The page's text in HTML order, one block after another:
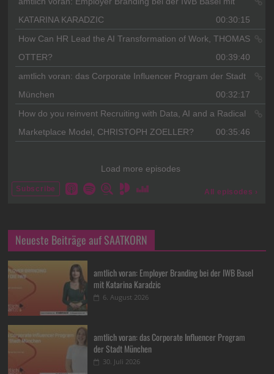
Neueste Beiträge auf SAATKORN
amtlich voran: Employer Branding bei der IWB Basel
mit Katarina Karadzic
6. August 2026
amtlich voran: das Corporate Influencer Program
der Stadt München
30. Juli 2026